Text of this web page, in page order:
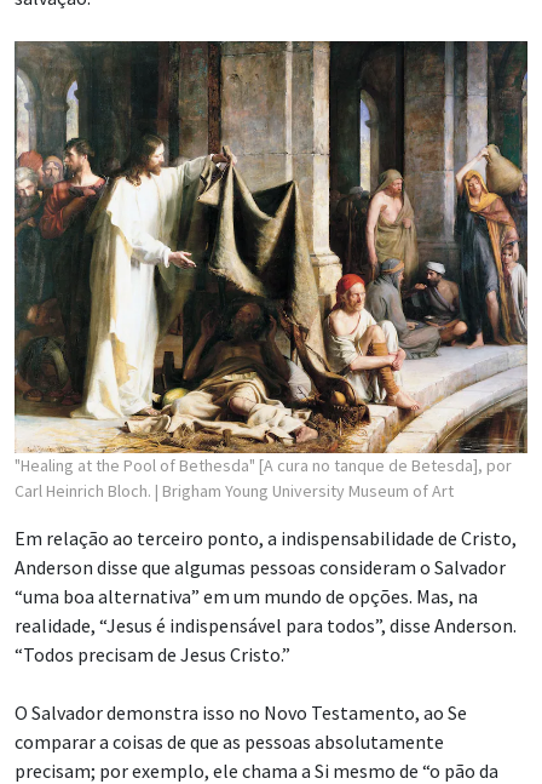
"Healing at the Pool of Bethesda" [A cura no tanque de Betesda], por
Carl Heinrich Bloch. | Brigham Young University Museum of Art
Em relação ao terceiro ponto, a indispensabilidade de Cristo,
Anderson disse que algumas pessoas consideram o Salvador
“uma boa alternativa” em um mundo de opções. Mas, na
realidade, “Jesus é indispensável para todos”, disse Anderson.
“Todos precisam de Jesus Cristo.”
O Salvador demonstra isso no Novo Testamento, ao Se
comparar a coisas de que as pessoas absolutamente
precisam; por exemplo, ele chama a Si mesmo de “o pão da